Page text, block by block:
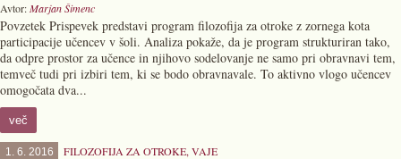
Avtor:Marjan Šimenc
Povzetek Prispevek predstavi program filozofija za otroke z zornega kota
participacije učencev v šoli. Analiza pokaže, da je program strukturiran tako,
da odpre prostor za učence in njihovo sodelovanje ne samo pri obravnavi tem,
temveč tudi pri izbiri tem, ki se bodo obravnavale. To aktivno vlogo učencev
omogočata dva...
več
1. 6. 2016 FILOZOFIJA ZA OTROKE, VAJE